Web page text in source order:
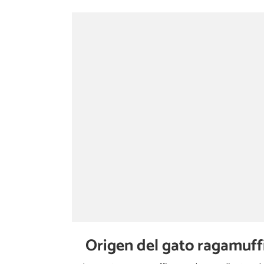
Origen del gato